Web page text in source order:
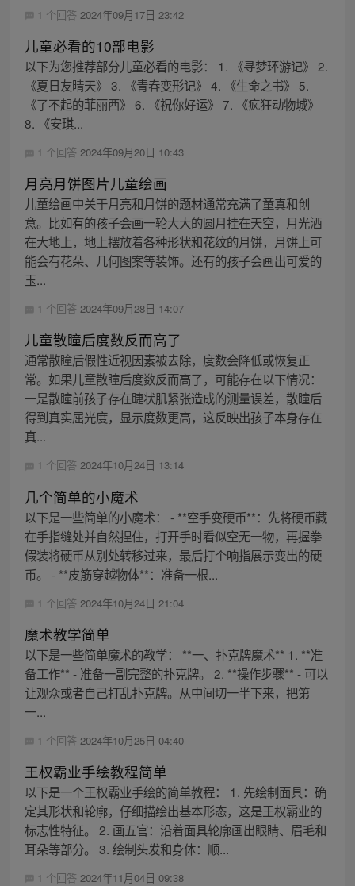
1 个回答 2024年09月17日 23:42
儿童必看的10部电影
以下为您推荐部分儿童必看的电影： 1. 《寻梦环游记》 2.
《夏日友晴天》 3. 《青春变形记》 4. 《生命之书》 5.
《了不起的菲丽西》 6. 《祝你好运》 7. 《疯狂动物城》
8. 《安琪...
1 个回答 2024年09月20日 10:43
月亮月饼图片儿童绘画
儿童绘画中关于月亮和月饼的题材通常充满了童真和创
意。比如有的孩子会画一轮大大的圆月挂在天空，月光洒
在大地上，地上摆放着各种形状和花纹的月饼，月饼上可
能会有花朵、几何图案等装饰。还有的孩子会画出可爱的
玉...
1 个回答 2024年09月28日 14:07
儿童散瞳后度数反而高了
通常散瞳后假性近视因素被去除，度数会降低或恢复正
常。如果儿童散瞳后度数反而高了，可能存在以下情况：
一是散瞳前孩子存在睫状肌紧张造成的测量误差，散瞳后
得到真实屈光度，显示度数更高，这反映出孩子本身存在
真...
1 个回答 2024年10月24日 13:14
几个简单的小魔术
以下是一些简单的小魔术： - **空手变硬币**：先将硬币藏
在手指缝处并自然捏住，打开手时看似空无一物，再握拳
假装将硬币从别处转移过来，最后打个响指展示变出的硬
币。 - **皮筋穿越物体**：准备一根...
1 个回答 2024年10月24日 21:04
魔术教学简单
以下是一些简单魔术的教学： **一、扑克牌魔术** 1. **准
备工作** - 准备一副完整的扑克牌。 2. **操作步骤** - 可以
让观众或者自己打乱扑克牌。从中间切一半下来，把第
一...
1 个回答 2024年10月25日 04:40
王权霸业手绘教程简单
以下是一个王权霸业手绘的简单教程： 1. 先绘制面具：确
定其形状和轮廓，仔细描绘出基本形态，这是王权霸业的
标志性特征。 2. 画五官：沿着面具轮廓画出眼睛、眉毛和
耳朵等部分。 3. 绘制头发和身体：顺...
1 个回答 2024年11月04日 09:38